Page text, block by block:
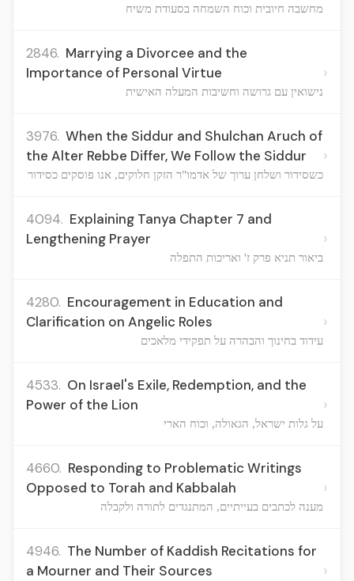
מחשבה חיובית וכוח השמחה בסעודת משיח
2846. Marrying a Divorcee and the
Importance of Personal Virtue
נישואין עם גרושה וחשיבות המעלה האישית
›
3976. When the Siddur and Shulchan Aruch of
the Alter Rebbe Differ, We Follow the Siddur
כשסידור ושלחן ערוך של אדמו"ר הזקן חלוקים, אנו פוסקים כסידור
›
4094. Explaining Tanya Chapter 7 and
Lengthening Prayer
ביאור תניא פרק ז' ואריכות התפלה
›
4280. Encouragement in Education and
Clarification on Angelic Roles
עידוד בחינוך והבהרה על תפקידי מלאכים
›
4533. On Israel's Exile, Redemption, and the
Power of the Lion
על גלות ישראל, הגאולה, וכוח הארי
›
4660. Responding to Problematic Writings
Opposed to Torah and Kabbalah
מענה לכתבים בעייתיים, המתנגדים לתורה ולקבלה
›
4946. The Number of Kaddish Recitations for
a Mourner and Their Sources
›